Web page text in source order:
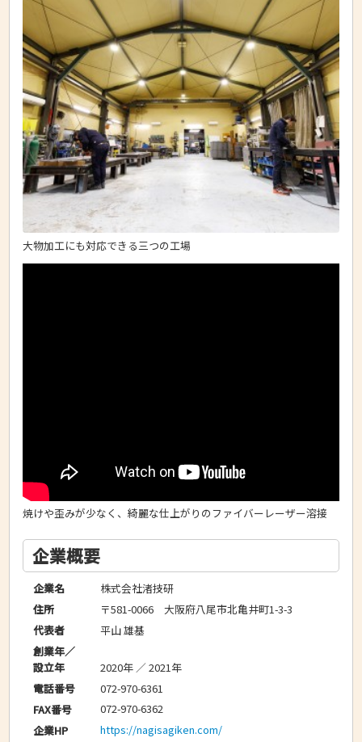
大物加工にも対応できる三つの工場
焼けや歪みが少なく、綺麗な仕上がりのファイバーレーザー溶接
企業概要
企業名
株式会社渚技研
住所
〒581-0066 大阪府八尾市北亀井町1-3-3
代表者
平山 雄基
創業年／
設立年
2020年 ／ 2021年
電話番号
072-970-6361
FAX番号
072-970-6362
企業HP
https://nagisagiken.com/